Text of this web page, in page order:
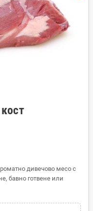
дивечово месо с
бавно готвене или